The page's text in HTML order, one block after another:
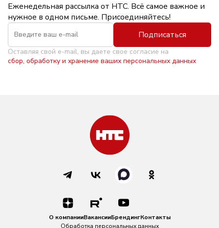
Еженедельная рассылка от НТС. Всё самое важное и
нужное в одном письме. Присоединяйтесь!
Подписаться
Оставляя свой e-mail, вы даете свое согласие на
сбор, обработку и хранение ваших персональных данных
О компанииВакансииБрендингКонтакты
Обработка персональных данных